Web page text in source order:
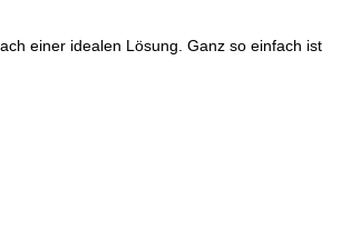
einer idealen Lösung. Ganz so einfach ist